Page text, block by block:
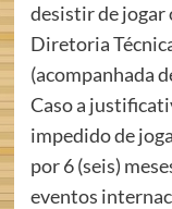
desistir de jogar
Diretoria
(acompanhada
Caso a
impedido de
por 6 (seis)
eventos